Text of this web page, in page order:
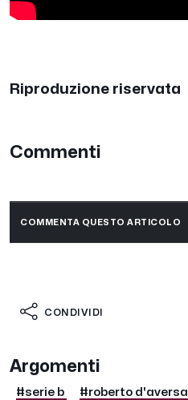
Riproduzione riservata
Commenti
COMMENTA QUESTO ARTICOLO
CONDIVIDI
Argomenti
#serie b #roberto d'aversa